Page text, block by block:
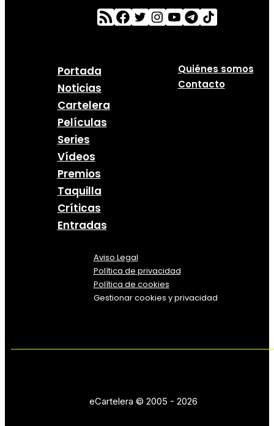
Portada
Noticias
Cartelera
Películas
Series
Vídeos
Premios
Taquilla
Críticas
Entradas
Quiénes somos
Contacto
Aviso Legal
Política de privacidad
Política de cookies
Gestionar cookies y privacidad
eCartelera © 2005 - 2026